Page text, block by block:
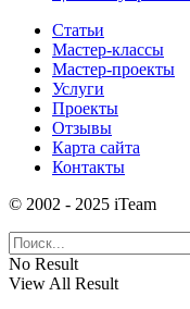
Статьи
Мастер-классы
Мастер-проекты
Услуги
Проекты
Отзывы
Карта сайта
Контакты
© 2002 - 2025 iTeam
No Result
View All Result